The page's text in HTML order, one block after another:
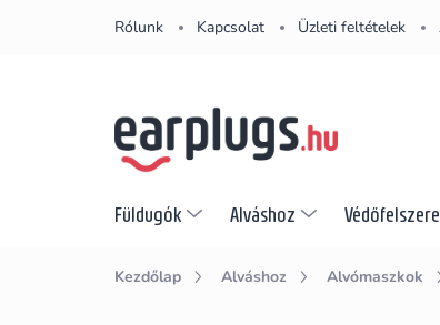
Rólunk Kapcsolat Üzleti feltételek
Füldugók Alváshoz
Kezdőlap Alváshoz Alvómaszkok